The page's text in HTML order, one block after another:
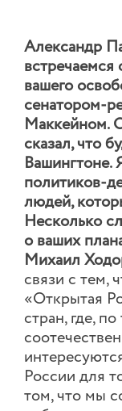
Александр
встречаемся
вашего
сенатором-
Маккейном.
сказал, что
Вашингтоне.
политиков-
людей,
Несколько
о ваших
Михаил
связи с тем,
«Открытая
стран, где,
России для
том, что мы